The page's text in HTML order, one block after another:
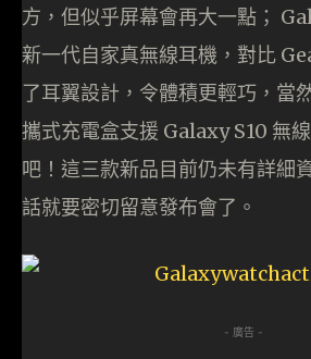
方，但似乎屏幕會再大一點；
新一代自家真無線耳機，對比
了耳翼設計，令體積更輕巧，當
攜式充電盒支援 Galaxy S10 無
吧！這三款新品目前仍未有詳細
話就要密切留意發布會了。
- 廣告 -